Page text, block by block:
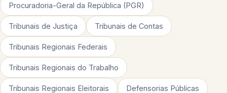
Procuradoria-Geral da República (PGR)
Tribunais de Justiça Tribunais de Contas
Tribunais Regionais Federais
Tribunais Regionais do Trabalho
Tribunais Regionais Eleitorais Defensorias Públicas